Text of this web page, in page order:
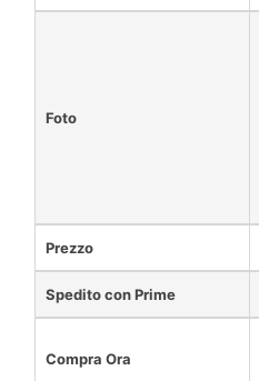
Foto
Prezzo
Spedito con Prime
Compra Ora